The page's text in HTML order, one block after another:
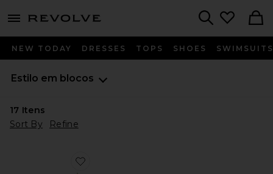
menu - shows more content
NEW TODAY DRESSES TOPS SHOES SWIMSUITS
Estilo em blocos
17 Itens
Sort By
Refine
Favorite Small Reversible Glass Vase